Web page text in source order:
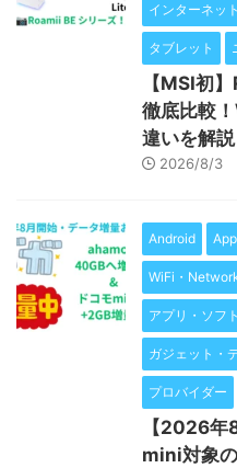
インターネット
タブレット
【MSI初
徹底比較
違いを解説
2026/8/3
Android
WiFi・
アプリ・ソフト
ガジェット・
プロバイダー
【2026
mini対象